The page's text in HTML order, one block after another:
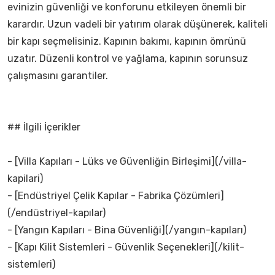
evinizin güvenliği ve konforunu etkileyen önemli bir
karardır. Uzun vadeli bir yatırım olarak düşünerek, kaliteli
bir kapı seçmelisiniz. Kapının bakımı, kapının ömrünü
uzatır. Düzenli kontrol ve yağlama, kapının sorunsuz
çalışmasını garantiler.
## İlgili İçerikler
- [Villa Kapıları - Lüks ve Güvenliğin Birleşimi](/villa-
kapilari)
- [Endüstriyel Çelik Kapılar - Fabrika Çözümleri]
(/endüstriyel-kapılar)
- [Yangın Kapıları - Bina Güvenliği](/yangın-kapıları)
- [Kapı Kilit Sistemleri - Güvenlik Seçenekleri](/kilit-
sistemleri)